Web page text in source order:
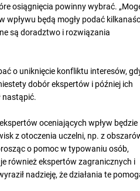
osiągnięcia powinny wybrać.
będą mogły podać
są doradztwo i rozwiązania
o uniknięcie konfliktu interesów,
dobór ekspertów i później ich
nastąpić.
oceniających wpływ będzie
z otoczenia uczelni, np. z
o pomoc w typowaniu osób,
również ekspertów zagranicznych i
nadzieję, że działania te